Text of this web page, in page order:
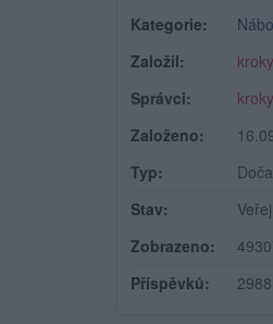
Kategorie:
Založil:
kroky
Správci:
kroky
Založeno:
Typ:
Stav:
Zobrazeno:
Příspěvků:
2988